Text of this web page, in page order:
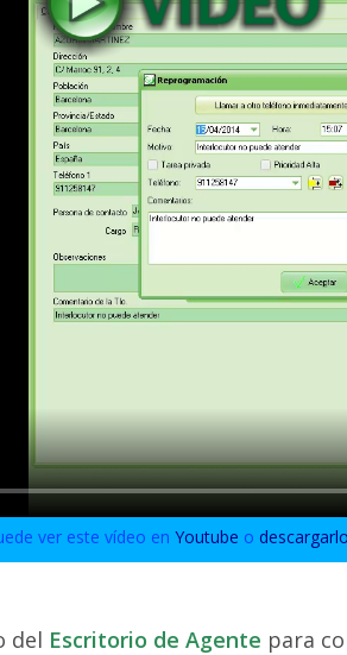
ver este vídeo enYoutube o
del Escritorio de Agente para